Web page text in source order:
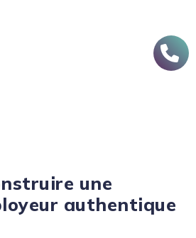
une
authentique